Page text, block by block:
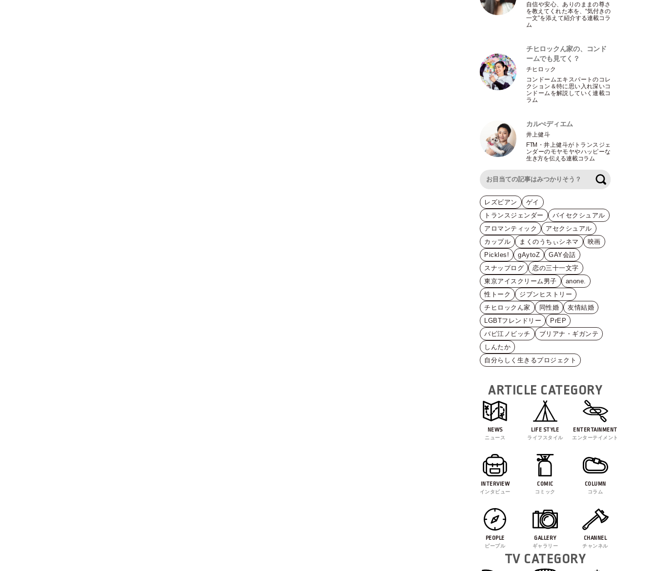
自信や安心、ありのままの尊さ
を教えてくれた本を、“気付きの
一文”を添えて紹介する連載コラ
ム
チヒロックん家の、コンド
ームでも見てく？
チヒロック
コンドームエキスパートのコレ
クション＆特に思い入れ深いコ
ンドームを解説していく連載コ
ラム
カルぺディエム
井上健斗
FTM ・井上健斗がトランスジェ
ンダーのモヤモヤやハッピーな
生き方を伝える連載コラム
レズビアン
ゲイ
トランスジェンダー
バイセクシュアル
アロマンティック
アセクシュアル
カップル
まくのうちぃシネマ
映画
Pickles!
gAytoZ
GAY会話
スナップログ
恋の三十一文字
東京アイスクリーム男子
anone.
性トーク
ジブンヒストリー
チヒロックん家
同性婚
友情結婚
LGBTフレンドリー
PrEP
バビ江ノビッチ
ブリアナ・ギガンテ
しんたか
自分らしく生きるプロジェクト
ARTICLE CATEGORY
NEWS
ニュース
LIFE STYLE
ライフスタイル
ENTERTAINMENT
エンターテイメント
INTERVIEW
インタビュー
COMIC
コミック
COLUMN
コラム
PEOPLE
ピープル
GALLERY
ギャラリー
CHANNEL
チャンネル
TV CATEGORY